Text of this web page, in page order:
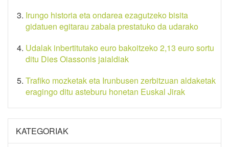
Irungo historia eta ondarea ezagutzeko bisita
gidatuen egitarau zabala prestatuko da udarako
Udalak inbertitutako euro bakoitzeko 2,13 euro sortu
ditu Dies Oiassonis jaialdiak
Trafiko mozketak eta Irunbusen zerbitzuan aldaketak
eragingo ditu asteburu honetan Euskal Jirak
KATEGORIAK